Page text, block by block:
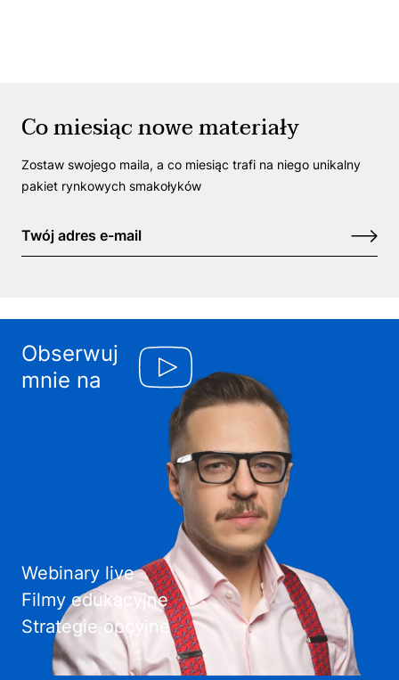
Co miesiąc nowe materiały
Zostaw swojego maila, a co miesiąc trafi na niego unikalny
pakiet rynkowych smakołyków
Obserwuj
mnie na
Webinary live
Filmy edukacyjne
Strategie opcyjne